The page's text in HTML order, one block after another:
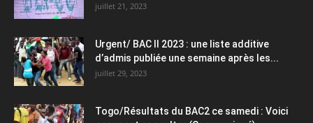
juillet 21, 2023
Urgent/ BAC II 2023 : une liste additive
d’admis publiée une semaine après les...
juillet 29, 2023
Togo/Résultats du BAC2 ce samedi : Voici